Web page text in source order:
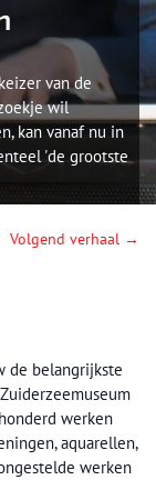
van de
wil
kan vanaf nu in
'de grootste
Volgend verhaal →
de belangrijkste
werken
aquarellen,
werken